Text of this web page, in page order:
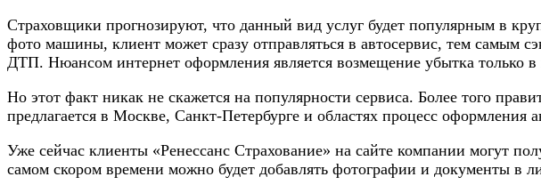
Страховщики прогнозируют, что данный вид услуг будет популярным в
фото машины, клиент может сразу отправляться в автосервис, тем самым
ДТП. Нюансом интернет оформления является возмещение убытка только
Но этот факт никак не скажется на популярности сервиса. Более того
предлагается в Москве, Санкт-Петербурге и областях процесс
Уже сейчас клиенты «Ренессанс Страхование» на сайте компании могут
самом скором времени можно будет добавлять фотографии и документы в